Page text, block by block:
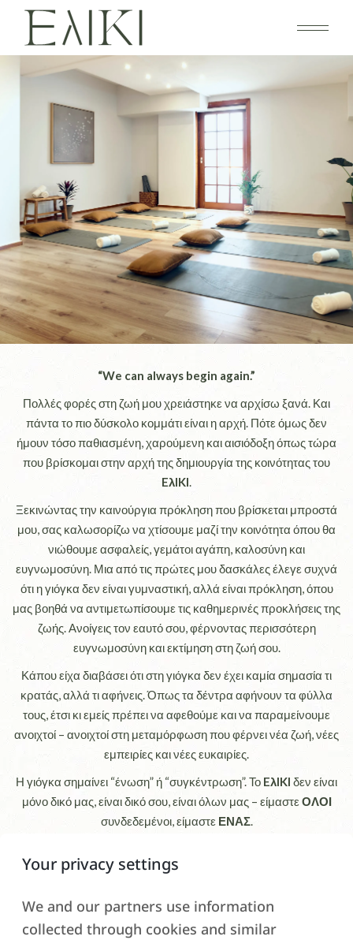
“We can always begin again.”
Πολλές φορές στη ζωή μου χρειάστηκε να αρχίσω ξανά. Και
πάντα το πιο δύσκολο κομμάτι είναι η αρχή. Πότε όμως δεν
ήμουν τόσο παθιασμένη, χαρούμενη και αισιόδοξη όπως τώρα
που βρίσκομαι στην αρχή της δημιουργία της κοινότητας του
EλIKI.
Ξεκινώντας την καινούργια πρόκληση που βρίσκεται μπροστά
μου, σας καλωσορίζω να χτίσουμε μαζί την κοινότητα όπου θα
νιώθουμε ασφαλείς, γεμάτοι αγάπη, καλοσύνη και
ευγνωμοσύνη. Μια από τις πρώτες μου δασκάλες έλεγε συχνά
ότι η γιόγκα δεν είναι γυμναστική, αλλά είναι πρόκληση, όπου
μας βοηθά να αντιμετωπίσουμε τις καθημερινές προκλήσεις της
ζωής. Ανοίγεις τον εαυτό σου, φέρνοντας περισσότερη
ευγνωμοσύνη και εκτίμηση στη ζωή σου.
Κάπου είχα διαβάσει ότι στη γιόγκα δεν έχει καμία σημασία τι
κρατάς, αλλά τι αφήνεις. Όπως τα δέντρα αφήνουν τα φύλλα
τους, έτσι κι εμείς πρέπει να αφεθούμε και να παραμείνουμε
ανοιχτοί – ανοιχτοί στη μεταμόρφωση που φέρνει νέα ζωή, νέες
εμπειρίες και νέες ευκαιρίες.
Η γιόγκα σημαίνει “ένωση” ή “συγκέντρωση”. Το EλIKI δεν είναι
μόνο δικό μας, είναι δικό σου, είναι όλων μας – είμαστεΟΛΟΙ
συνδεδεμένοι, είμαστε ΕΝΑΣ.
Your privacy settings
We and our partners use information
collected through cookies and similar